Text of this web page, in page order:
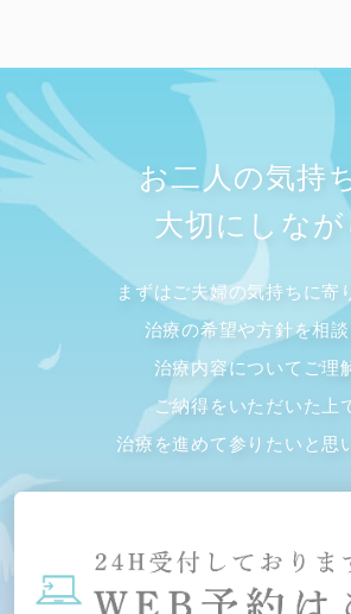
お二人の気持
大切にしな
まずはご夫婦の気持ちに寄
治療の希望や方針を相談
治療内容についてご理
ご納得をいただいた上
治療を進めて参りたいと思